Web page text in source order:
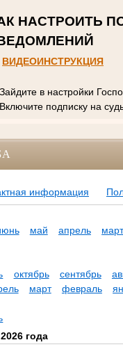
НАСТРОИТЬ
ВИДЕОИНСТРУКЦИЯ
в настройки
подписку на
информация
май апрель
октябрь сентябрь
март февраль
года